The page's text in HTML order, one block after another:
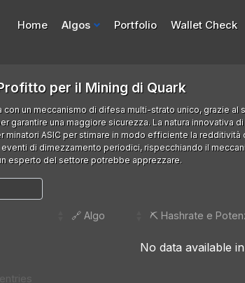
Home Algos Portfolio Wallet Check
per il Mining di Quark
con un meccanismo di difesa multi-strato unico, grazie
garantire una maggiore sicurezza. La natura innovativa
minatori ASIC per stimare in modo efficiente la
di dimezzamento periodici, rispecchiando il
esperto del settore potrebbe apprezzare.
🔗 Algo ⛏️ Hashrate e
No data available